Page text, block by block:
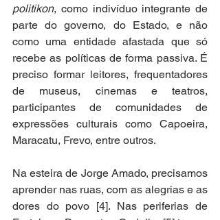
politikon, como indivíduo integrante de
parte do governo, do Estado, e não
como uma entidade afastada que só
recebe as políticas de forma passiva. É
preciso formar leitores, frequentadores
de museus, cinemas e teatros,
participantes de comunidades de
expressões culturais como Capoeira,
Maracatu, Frevo, entre outros.
Na esteira de Jorge Amado, precisamos
aprender nas ruas, com as alegrias e as
dores do povo [4]. Nas periferias de